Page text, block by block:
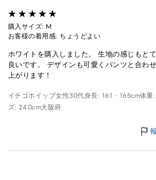
購入サイズ: M
お客様の着用感: ちょうどよい
ホワイトを購入しました。 生地の感じもと
良いです。 デザインも可愛くパンツと合わ
上がります！
イチゴホイップ女性30代身長: 161 - 165cm体重
ズ: 24.0cm大阪府